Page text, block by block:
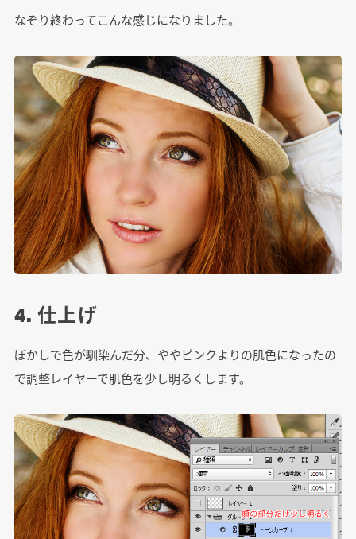
なぞり終わってこんな感じになりました。
4. 仕上げ
ぼかしで色が馴染んだ分、ややピンクよりの肌色になったの
で調整レイヤーで肌色を少し明るくします。